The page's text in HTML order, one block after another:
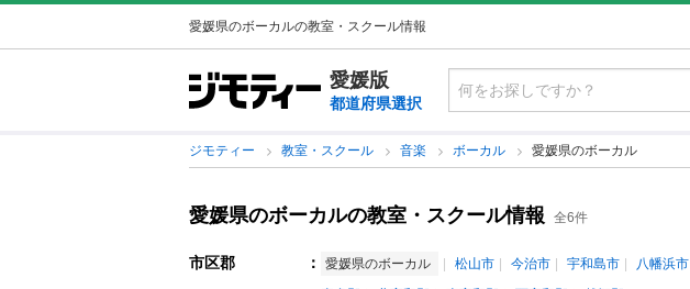
愛媛県のボーカルの教室・スクール情報
愛媛版
都道府県選択
ジモティー 教室・スクール 音楽 ボーカル 愛媛県のボーカル
愛媛県のボーカルの教室・スクール情報 全6件
市区郡 ： 愛媛県のボーカル 松山市 今治市 宇和島市 八幡浜市